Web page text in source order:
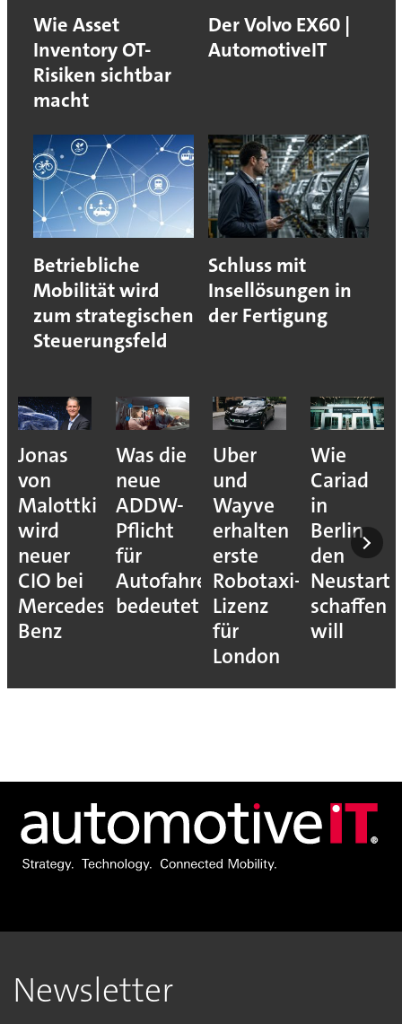
Wie Asset
Inventory OT-
Risiken sichtbar
macht
Der Volvo EX60 |
AutomotiveIT
Betriebliche
Mobilität wird
zum strategischen
Steuerungsfeld
Schluss mit
Insellösungen in
der Fertigung
Jonas
von
Malottki
wird
neuer
CIO bei
Mercedes-
Benz
Was die
neue
ADDW-
Pflicht
für
Autofahrer
bedeutet
Uber
und
Wayve
erhalten
erste
Robotaxi-
Lizenz
für
London
Wie
Cariad
in
Berlin
den
Neustart
schaffen
will
Newsletter